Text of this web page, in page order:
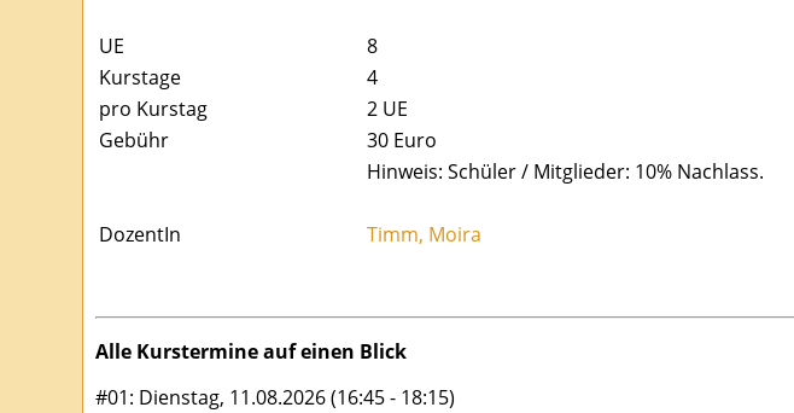
UE
8
Kurstage
4
pro Kurstag
2 UE
Gebühr
30 Euro
Hinweis: Schüler / Mitglieder: 10% Nachlass.
DozentIn Timm, Moira
Alle Kurstermine auf einen Blick
#01: Dienstag, 11.08.2026 (16:45 - 18:15)